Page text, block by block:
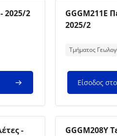
2025/2 Εικόνα
Όνομα
GGGM211E
2025/2
Τμήματος
Είσοδος
-
Εικόνα
Όνομα
GGGM208Y